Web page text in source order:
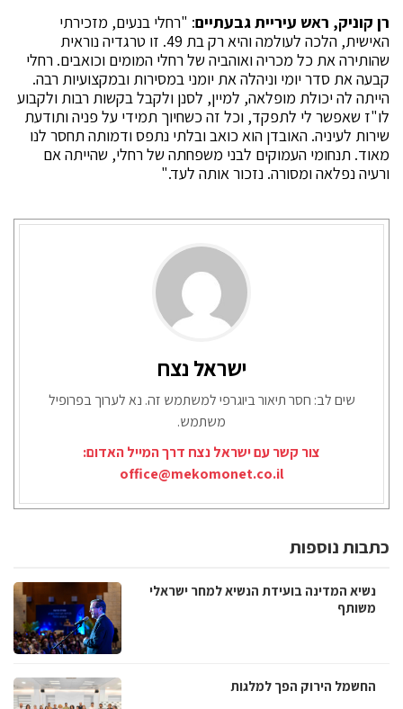
רן קוניק, ראש עיריית גבעתיים: "רחלי בנעים, מזכירתי
האישית, הלכה לעולמה והיא רק בת 49. זו טרגדיה נוראית
שהותירה את כל מכריה ואוהביה של רחלי המומים וכואבים. רחלי
קבעה את סדר יומי וניהלה את יומני במסירות ובמקצועיות רבה.
הייתה לה יכולת מופלאה, למיין, לסנן ולקבל בקשות רבות ולקבוע
לו"ז שאפשר לי לתפקד, וכל זה כשחיוך תמידי על פניה ותודעת
שירות לעיניה. האובדן הוא כואב ובלתי נתפס ודמותה תחסר לנו
מאוד. תנחומי העמוקים לבני משפחתה של רחלי, שהייתה אם
ורעיה נפלאה ומסורה. נזכור אותה לעד."
ישראל נצח
שים לב: חסר תיאור ביוגרפי למשתמש זה. נא לערוך בפרופיל
משתמש.
צור קשר עם ישראל נצח דרך המייל האדום:
office@mekomonet.co.il
כתבות נוספות
נשיא המדינה בועידת הנשיא למחר ישראלי
משותף
החשמל הירוק הפך למלגות